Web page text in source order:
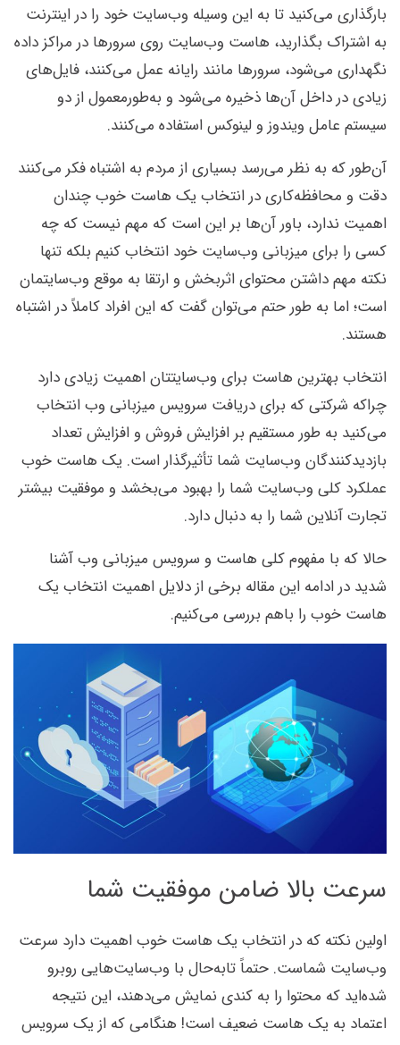
بارگذاری می‌کنید تا به این وسیله وب‌سایت خود را در اینترنت
به اشتراک بگذارید، هاست وب‌سایت روی سرورها در مراکز داده
نگهداری می‌شود، سرورها مانند رایانه عمل می‌کنند، فایل‌های
زیادی در داخل آن‌ها ذخیره می‌شود و به‌طورمعمول از دو
سیستم عامل ویندوز و لینوکس استفاده می‌کنند.
آن‌طور که به نظر می‌رسد بسیاری از مردم به اشتباه فکر می‌کنند
دقت و محافظه‌کاری در انتخاب یک هاست خوب چندان
اهمیت ندارد، باور آن‌ها بر این است که مهم نیست که چه
کسی را برای میزبانی وب‌سایت خود انتخاب کنیم بلکه تنها
نکته مهم داشتن محتوای اثربخش و ارتقا به موقع وب‌سایتمان
است؛ اما به طور حتم می‌توان گفت که این افراد کاملاً در اشتباه
هستند.
انتخاب بهترین ‌هاست برای وب‌سایتتان اهمیت زیادی دارد
چراکه شرکتی که برای دریافت سرویس میزبانی وب انتخاب
می‌کنید به طور مستقیم بر افزایش فروش و افزایش تعداد
بازدیدکنندگان وب‌سایت شما تأثیرگذار است. یک هاست خوب
عملکرد کلی وب‌سایت شما را بهبود می‌بخشد و موفقیت بیشتر
تجارت آنلاین شما را به دنبال دارد.
حالا که با مفهوم کلی‌ هاست و سرویس میزبانی وب آشنا
شدید در ادامه این مقاله برخی از دلایل اهمیت انتخاب یک
هاست خوب را باهم بررسی می‌کنیم.
سرعت بالا ضامن موفقیت شما
اولین نکته که در انتخاب یک هاست خوب اهمیت دارد سرعت
وب‌سایت شماست. حتماً تابه‌حال با وب‌سایت‌هایی روبرو
شده‌اید که محتوا را به کندی نمایش می‌دهند، این نتیجه
اعتماد به یک هاست ضعیف است! هنگامی که از یک سرویس